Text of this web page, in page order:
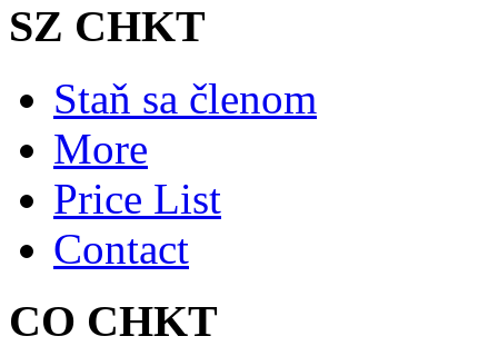
SZ CHKT
Staň sa členom
More
Price List
Contact
CO CHKT